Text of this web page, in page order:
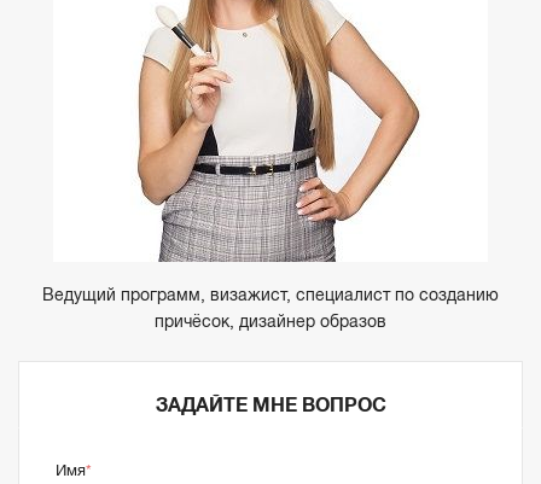
Ведущий программ, визажист, специалист по созданию
причёсок, дизайнер образов
ЗАДАЙТЕ МНЕ ВОПРОС
Имя